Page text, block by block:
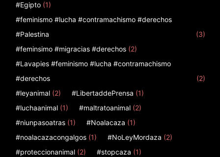
#Egipto (1)
#feminismo #lucha #contramachismo #derechos
#Palestina
(3)
#feminsimo #migracias #derechos (2)
#Lavapies #feminismo #lucha #contramachismo
#derechos
(2)
#leyanimal (2) #LibertaddePrensa (1)
#luchaanimal (1) #maltratoanimal (2)
#niunpasoatras (1) #Noalacaza (1)
#noalacazacongalgos (1) #NoLeyMordaza (2)
#proteccionanimal (2) #stopcaza (1)